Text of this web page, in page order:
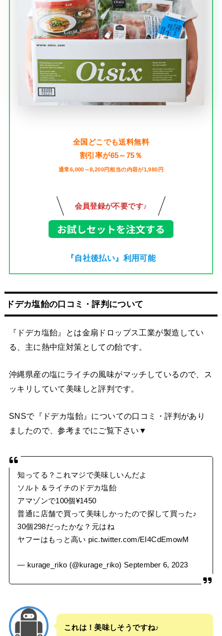
全国どこでも送料無料
割引率が65～75％
通常6,000～8,200円相当の内容が1,980円
会員登録が不要です♪
『自社後払い』利用可能
ドデカ塩飴の口コミ・評判について
『ドデカ塩飴』とは金扇ドロップス工業が製造してい
る、主に熱中症対策としての飴です。
沖縄県産の塩にライチの風味がマッチしているので、ス
ッキリしていて美味しと評判です。
SNSで『ドデカ塩飴』についての口コミ・評判があり
ましたので、参考までにご覧下さい▼
知ってる？これマジで美味しいんだよ
ソルト＆ライチのドデカ塩飴
アマゾンで100個¥1450
普通に店舗で買って美味しかったので探して買った♪
30個298だったかな？元はね
ヤフーはもっと高い pic.twitter.com/EI4CdEmowM
— kurage_riko (@kurage_riko) September 6, 2023
これは！美味しそうですね♪